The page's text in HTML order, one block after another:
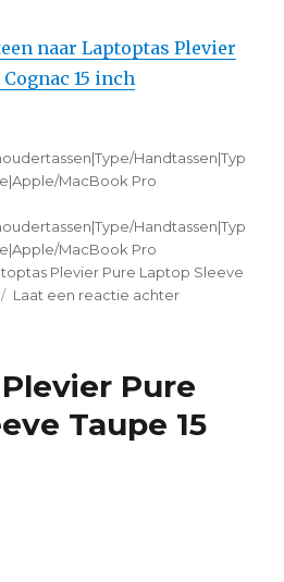
naar Laptoptas Plevier
15 inch
Handtassen|Typ
MacBook Pro
Handtassen|Typ
MacBook Pro
Plevier Pure Laptop Sleeve
Laat een reactie achter
Laptop
Cognac
Pure
Taupe 15